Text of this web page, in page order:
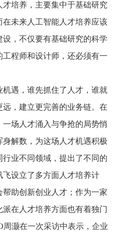
培养，主要集中于基础研究
未来人工智能人才培养应该
，不仅要有基础研究的科学
程师和设计师，还必须有一
遇，谁先抓住了人才，谁就
，建立更完善的业务链。在
一场人才涌入与争抢的局势悄
解数，为这场人才机遇积极
业不同领域，提出了不同的
飞设立了多方面人才培养计
助创新创业人才；作为一家
在人才培养方面也有着独门
周灏在一次采访中表示，企业